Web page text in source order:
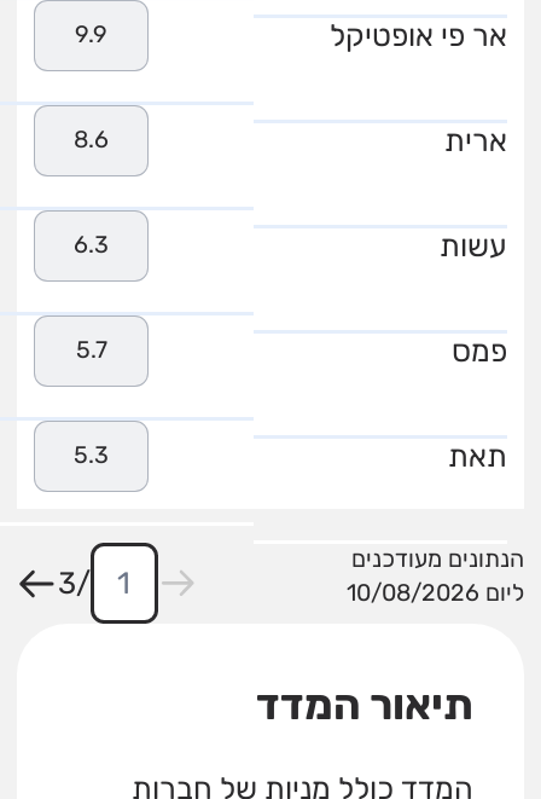
אר פי אופטיקל 9.9
ארית 8.6
עשות 6.3
פמס 5.7
תאת 5.3
הנתונים מעודכנים
ליום 10/08/2026
/
3
תיאור המדד
המדד כולל מניות של חברות